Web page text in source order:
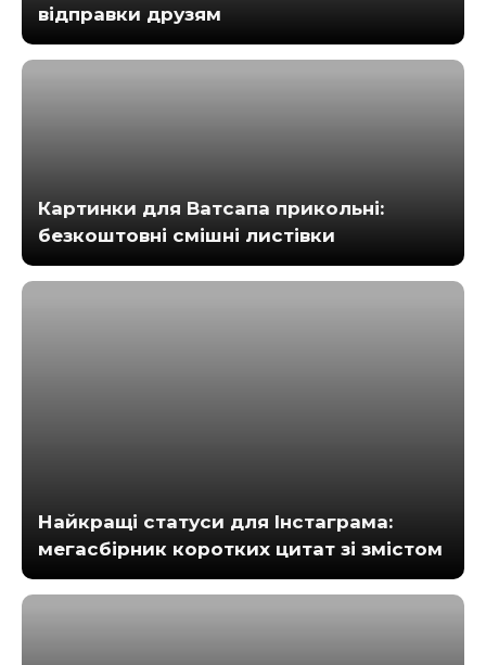
відправки друзям
Картинки для Ватсапа прикольні:
безкоштовні смішні листівки
Найкращі статуси для Інстаграма:
мегасбірник коротких цитат зі змістом